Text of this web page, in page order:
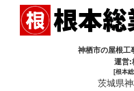
神栖市の屋根工
運営:
[根本
茨城県